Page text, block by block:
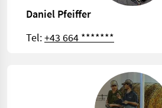
Daniel Pfeiffer
Tel:+43 664 *******